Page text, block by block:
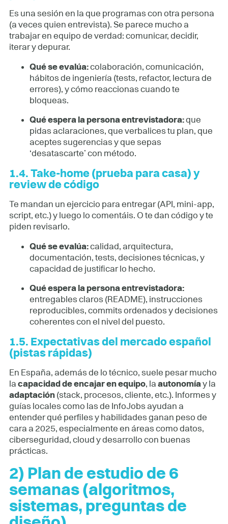
Es una sesión en la que programas con otra persona
(a veces quien entrevista). Se parece mucho a
trabajar en equipo de verdad: comunicar, decidir,
iterar y depurar.
Qué se evalúa:colaboración, comunicación,
hábitos de ingeniería (tests, refactor, lectura de
errores), y cómo reaccionas cuando te
bloqueas.
Qué espera la persona entrevistadora:que
pidas aclaraciones, que verbalices tu plan, que
aceptes sugerencias y que sepas
‘desatascarte’ con método.
1.4. Take-home (prueba para casa) y
review de código
Te mandan un ejercicio para entregar (API, mini-app,
script, etc.) y luego lo comentáis. O te dan código y te
piden revisarlo.
Qué se evalúa:calidad, arquitectura,
documentación, tests, decisiones técnicas, y
capacidad de justificar lo hecho.
Qué espera la persona entrevistadora:
entregables claros (README), instrucciones
reproducibles, commits ordenados y decisiones
coherentes con el nivel del puesto.
1.5. Expectativas del mercado español
(pistas rápidas)
En España, además de lo técnico, suele pesar mucho
la capacidad de encajar en equipo, la autonomía y la
adaptación (stack, procesos, cliente, etc.). Informes y
guías locales como las de InfoJobs ayudan a
entender qué perfiles y habilidades ganan peso de
cara a 2025, especialmente en áreas como datos,
ciberseguridad, cloud y desarrollo con buenas
prácticas.
2) Plan de estudio de 6
semanas (algoritmos,
sistemas, preguntas de